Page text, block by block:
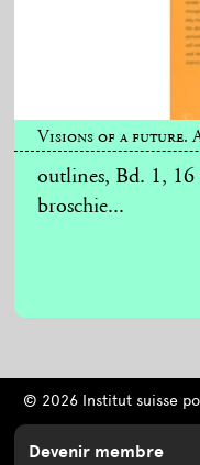
Visions of a future.
outlines, Bd. 1,
broschie...
© 2026 Institut suisse
Devenir membre